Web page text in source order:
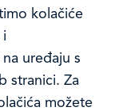
kolačiće
i
uređaju s
stranici. Za
možete